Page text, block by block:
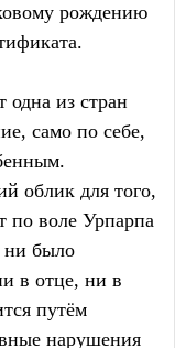
рождению
одна из стран
само по себе,
облик для того,
по воле Урпарпа
ни было
в отце, ни в
путём
нарушения